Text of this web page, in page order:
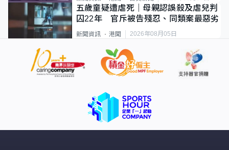
五歲童疑遭虐死｜母親認誤殺及虐兒判
囚22年 官斥被告殘忍、同類案最惡劣
新聞資訊 港聞 2026年08月05日